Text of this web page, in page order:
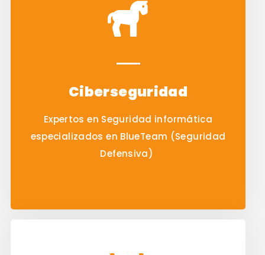
Ciberseguridad
Expertos en Seguridad informática
especializados en BlueTeam (Seguridad
Defensiva)